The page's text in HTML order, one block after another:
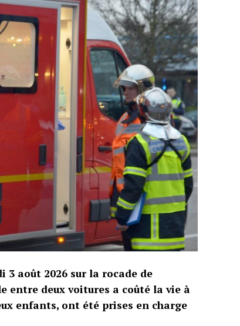
août 2026 sur la rocade de
entre deux voitures a coûté la vie à
enfants, ont été prises en charge